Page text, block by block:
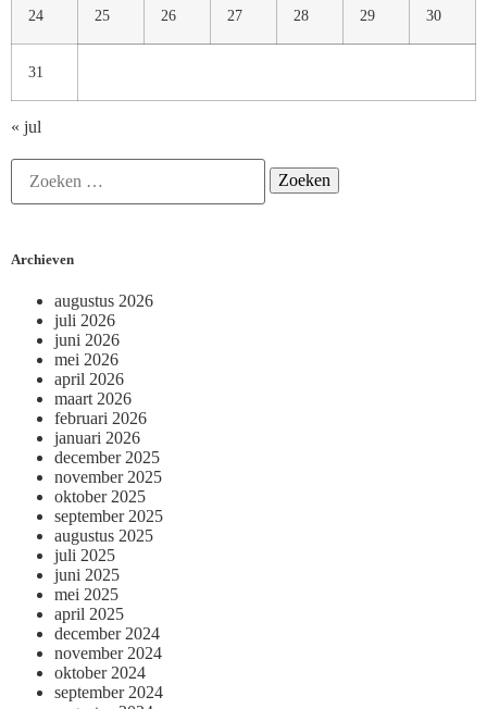
24 25 26 27 28 29 30
31
« jul
Archieven
augustus 2026
juli 2026
juni 2026
mei 2026
april 2026
maart 2026
februari 2026
januari 2026
december 2025
november 2025
oktober 2025
september 2025
augustus 2025
juli 2025
juni 2025
mei 2025
april 2025
december 2024
november 2024
oktober 2024
september 2024